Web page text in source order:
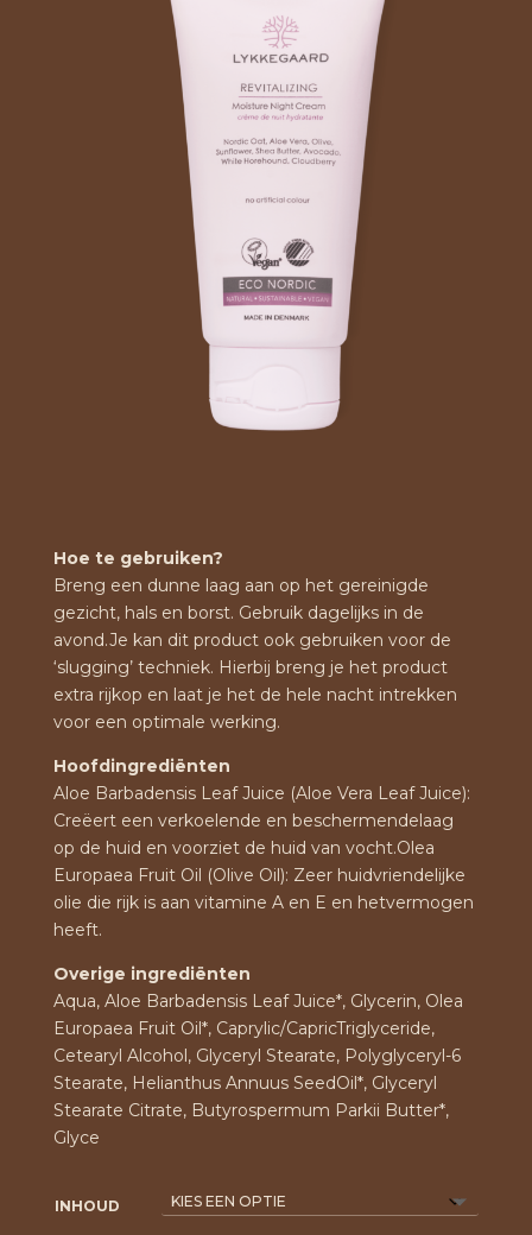
Hoe te gebruiken?
Breng een dunne laag aan op het gereinigde
gezicht, hals en borst. Gebruik dagelijks in de
avond.Je kan dit product ook gebruiken voor de
‘slugging’ techniek. Hierbij breng je het product
extra rijkop en laat je het de hele nacht intrekken
voor een optimale werking.
Hoofdingrediënten
Aloe Barbadensis Leaf Juice (Aloe Vera Leaf Juice):
Creëert een verkoelende en beschermendelaag
op de huid en voorziet de huid van vocht.Olea
Europaea Fruit Oil (Olive Oil): Zeer huidvriendelijke
olie die rijk is aan vitamine A en E en hetvermogen
heeft.
Overige ingrediënten
Aqua, Aloe Barbadensis Leaf Juice*, Glycerin, Olea
Europaea Fruit Oil*, Caprylic/CapricTriglyceride,
Cetearyl Alcohol, Glyceryl Stearate, Polyglyceryl-6
Stearate, Helianthus Annuus SeedOil*, Glyceryl
Stearate Citrate, Butyrospermum Parkii Butter*,
Glyce
INHOUD